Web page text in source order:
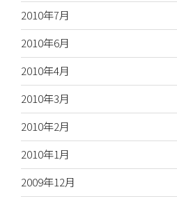
2010年7月
2010年6月
2010年4月
2010年3月
2010年2月
2010年1月
2009年12月